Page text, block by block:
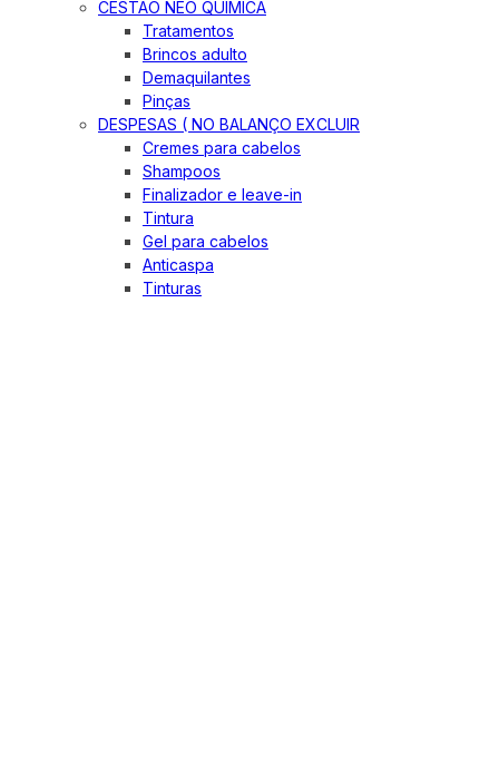
CESTÃO NEO QUIMICA
Tratamentos
Brincos adulto
Demaquilantes
Pinças
DESPESAS ( NO BALANÇO EXCLUIR
Cremes para cabelos
Shampoos
Finalizador e leave-in
Tintura
Gel para cabelos
Anticaspa
Tinturas